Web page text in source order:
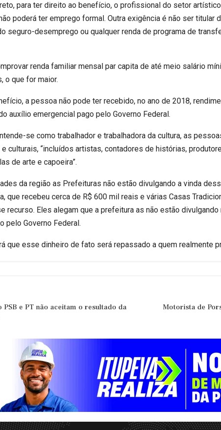
para ter direito ao benefício, o profissional do setor
poderá ter emprego formal. Outra exigência é não ser titular
seguro-desemprego ou qualquer renda de programa de
renda familiar mensal par capita de até meio salário
o que for maior.
a pessoa não pode ter recebido, no ano de 2018,
auxílio emergencial pago pelo Governo Federal.
se como trabalhador e trabalhadora da cultura, as
culturais, “incluídos artistas, contadores de histórias,
de arte e capoeira”.
da região as Prefeituras não estão divulgando a vinda
que recebeu cerca de R$ 600 mil reais e várias Casas
recurso. Eles alegam que a prefeitura as não estão
pelo Governo Federal.
que esse dinheiro de fato será repassado a quem realmente
e PT não aceitam o resultado da
Motorista de